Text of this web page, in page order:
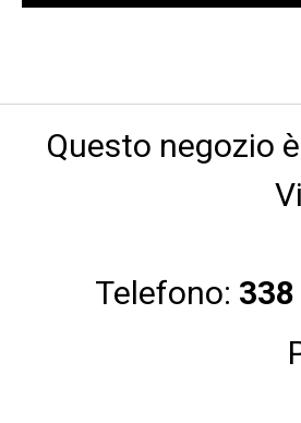
Questo negozio
Telefono: